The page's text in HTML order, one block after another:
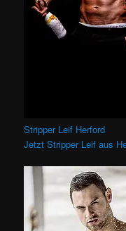
Stripper Leif Herford
Jetzt Stripper Leif aus